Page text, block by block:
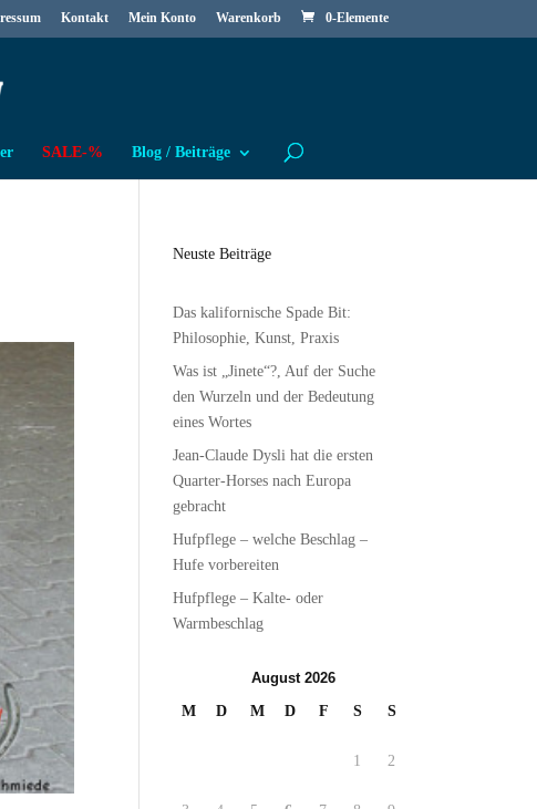
Kontakt Mein Konto Warenkorb 0-Elemente
SALE-% Blog / Beiträge
Neuste Beiträge
Das kalifornische Spade Bit:
Philosophie, Kunst, Praxis
Was ist „Jinete“?, Auf der Suche
den Wurzeln und der Bedeutung
eines Wortes
Jean-Claude Dysli hat die ersten
Quarter-Horses nach Europa
gebracht
Hufpflege – welche Beschlag –
Hufe vorbereiten
Hufpflege – Kalte- oder
Warmbeschlag
August 2026
M
D M D F S S
1 2